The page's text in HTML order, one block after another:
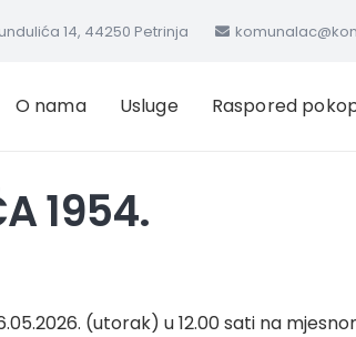
14, 44250 Petrinja
O nama Usluge Raspored
1954.
(utorak) u 12.00 sati na